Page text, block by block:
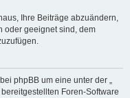
Ihre Beiträge abzuändern,
oder geeignet sind, dem
phpBB um eine unter der „
bereitgestellten Foren-Software